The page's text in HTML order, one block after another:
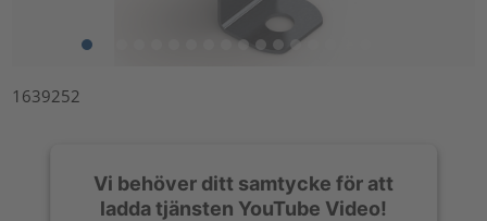
1639252
Vi behöver ditt samtycke för att
ladda tjänsten YouTube Video!